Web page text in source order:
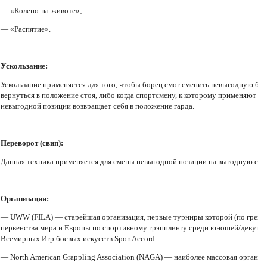
— «Колено-на-животе»;
— «Распятие».
Ускользание:
Ускользание применяется для того, чтобы борец смог сменить
вернуться в положение стоя, либо когда спортсмену, к которому
невыгодной позиции возвращает себя в положение гарда.
Переворот (свип):
Данная техника применяется для смены невыгодной позиции на выгодную
Организации:
— UWW (FILA) — старейшая организация, первые турниры которой (по
первенства мира и Европы по спортивному грэпплингу среди юношей/
Всемирных Игр боевых искусств SportAccord.
— North American Grappling Association (NAGA) — наиболее массовая